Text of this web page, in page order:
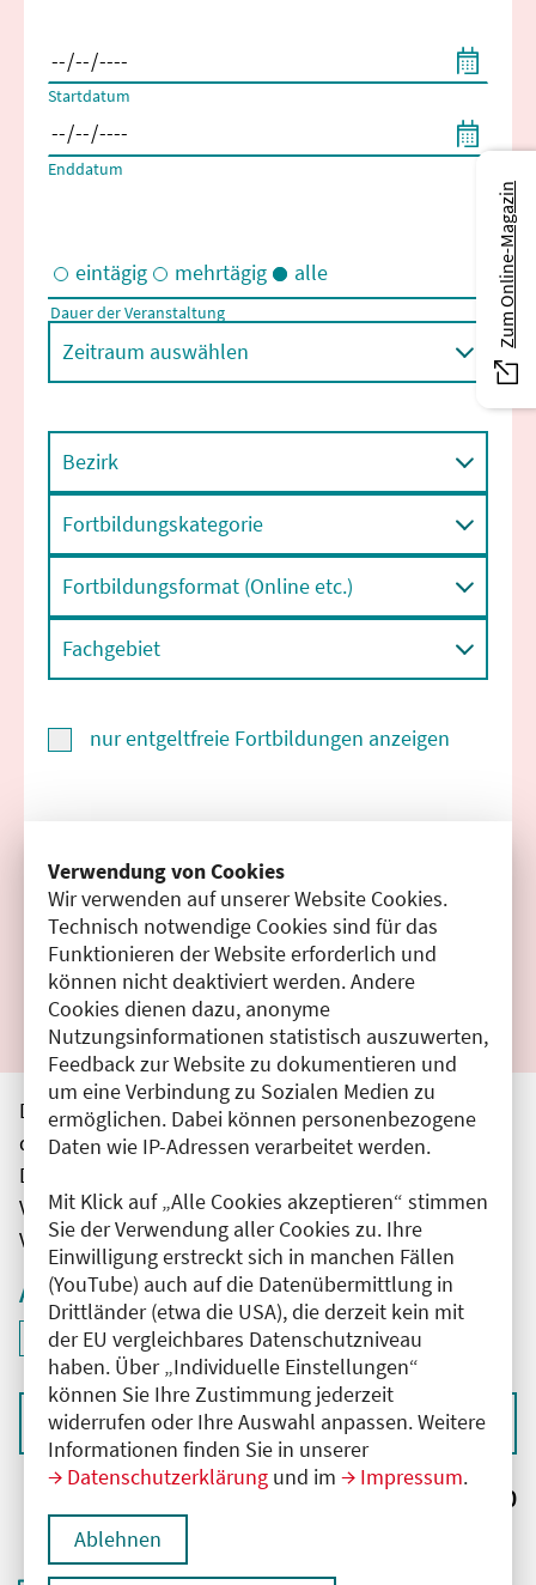
Verwendung von Cookies
Wir verwenden auf unserer Website Cookies.
Technisch notwendige Cookies sind für das
Funktionieren der Website erforderlich und
können nicht deaktiviert werden. Andere
Cookies dienen dazu, anonyme
Nutzungsinformationen statistisch auszuwerten,
Feedback zur Website zu dokumentieren und
um eine Verbindung zu Sozialen Medien zu
ermöglichen. Dabei können personenbezogene
Daten wie IP-Adressen verarbeitet werden.
Mit Klick auf „Alle Cookies akzeptieren“ stimmen
Sie der Verwendung aller Cookies zu. Ihre
Einwilligung erstreckt sich in manchen Fällen
(YouTube) auch auf die Datenübermittlung in
Drittländer (etwa die USA), die derzeit kein mit
der EU vergleichbares Datenschutzniveau
haben. Über „Individuelle Einstellungen“
können Sie Ihre Zustimmung jederzeit
widerrufen oder Ihre Auswahl anpassen. Weitere
Informationen finden Sie in unserer
Datenschutzerklärung und im Impressum.
Ablehnen
Startdatum
Enddatum
Eintägige und/oder mehrtägige Veranstaltungen
eintägig mehrtägig alle
Dauer der Veranstaltung
Zeitraum auswählen
Bezirk
Fortbildungskategorie
Fortbildungsformat (Online etc.)
Fachgebiet
nur entgeltfreie Fortbildungen anzeigen
Filter zurücksetzen
Ergebnisse drucken
Die hier aufgeführten Veranstaltungen entsprechen
den unmittelbar vom Veranstalter getätigten Angaben.
Die Ärztekammer Berlin übernimmt keine
Verantwortung für den Inhalt, die Haftung obliegt dem
Veranstalter.
Aktive Filter
Filter
ID: ANT-2406374
deaktivieren und Suchergebnisse neu laden
Sortieren nach
Ergebnisse: 0
Zum Online-Magazin